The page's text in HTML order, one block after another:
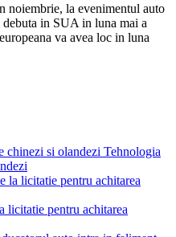
noiembrie, la evenimentul auto
in SUA in luna mai a
va avea loc in luna
Tehnologia
licitatie pentru achitarea